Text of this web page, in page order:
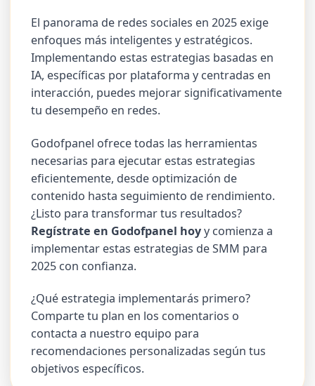
El panorama de redes sociales en 2025 exige
enfoques más inteligentes y estratégicos.
Implementando estas estrategias basadas en
IA, específicas por plataforma y centradas en
interacción, puedes mejorar significativamente
tu desempeño en redes.
Godofpanel ofrece todas las herramientas
necesarias para ejecutar estas estrategias
eficientemente, desde optimización de
contenido hasta seguimiento de rendimiento.
¿Listo para transformar tus resultados?
Regístrate en Godofpanel hoyy comienza a
implementar estas estrategias de SMM para
2025 con confianza.
¿Qué estrategia implementarás primero?
Comparte tu plan en los comentarios o
contacta a nuestro equipo para
recomendaciones personalizadas según tus
objetivos específicos.